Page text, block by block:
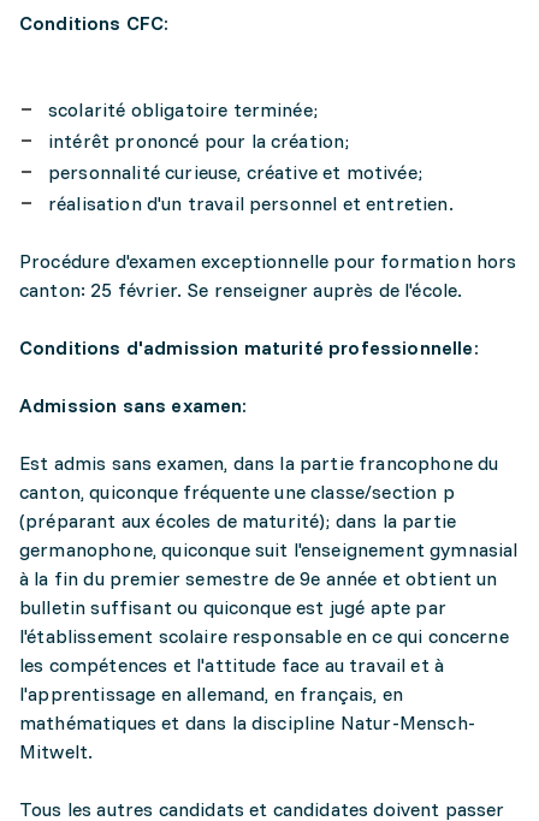
Conditions CFC:
scolarité obligatoire terminée;
intérêt prononcé pour la création;
personnalité curieuse, créative et motivée;
réalisation d'un travail personnel et entretien.
Procédure d'examen exceptionnelle pour formation hors
canton: 25 février. Se renseigner auprès de l'école.
Conditions d'admission maturité professionnelle:
Admission sans examen:
Est admis sans examen, dans la partie francophone du
canton, quiconque fréquente une classe/section p
(préparant aux écoles de maturité); dans la partie
germanophone, quiconque suit l'enseignement gymnasial
à la fin du premier semestre de 9e année et obtient un
bulletin suffisant ou quiconque est jugé apte par
l'établissement scolaire responsable en ce qui concerne
les compétences et l'attitude face au travail et à
l'apprentissage en allemand, en français, en
mathématiques et dans la discipline Natur-Mensch-
Mitwelt.
Tous les autres candidats et candidates doivent passer